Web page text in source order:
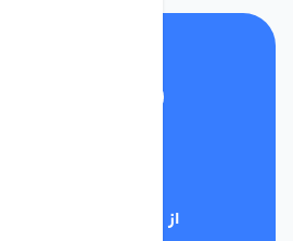
از تخفیف‌های فروشگاه